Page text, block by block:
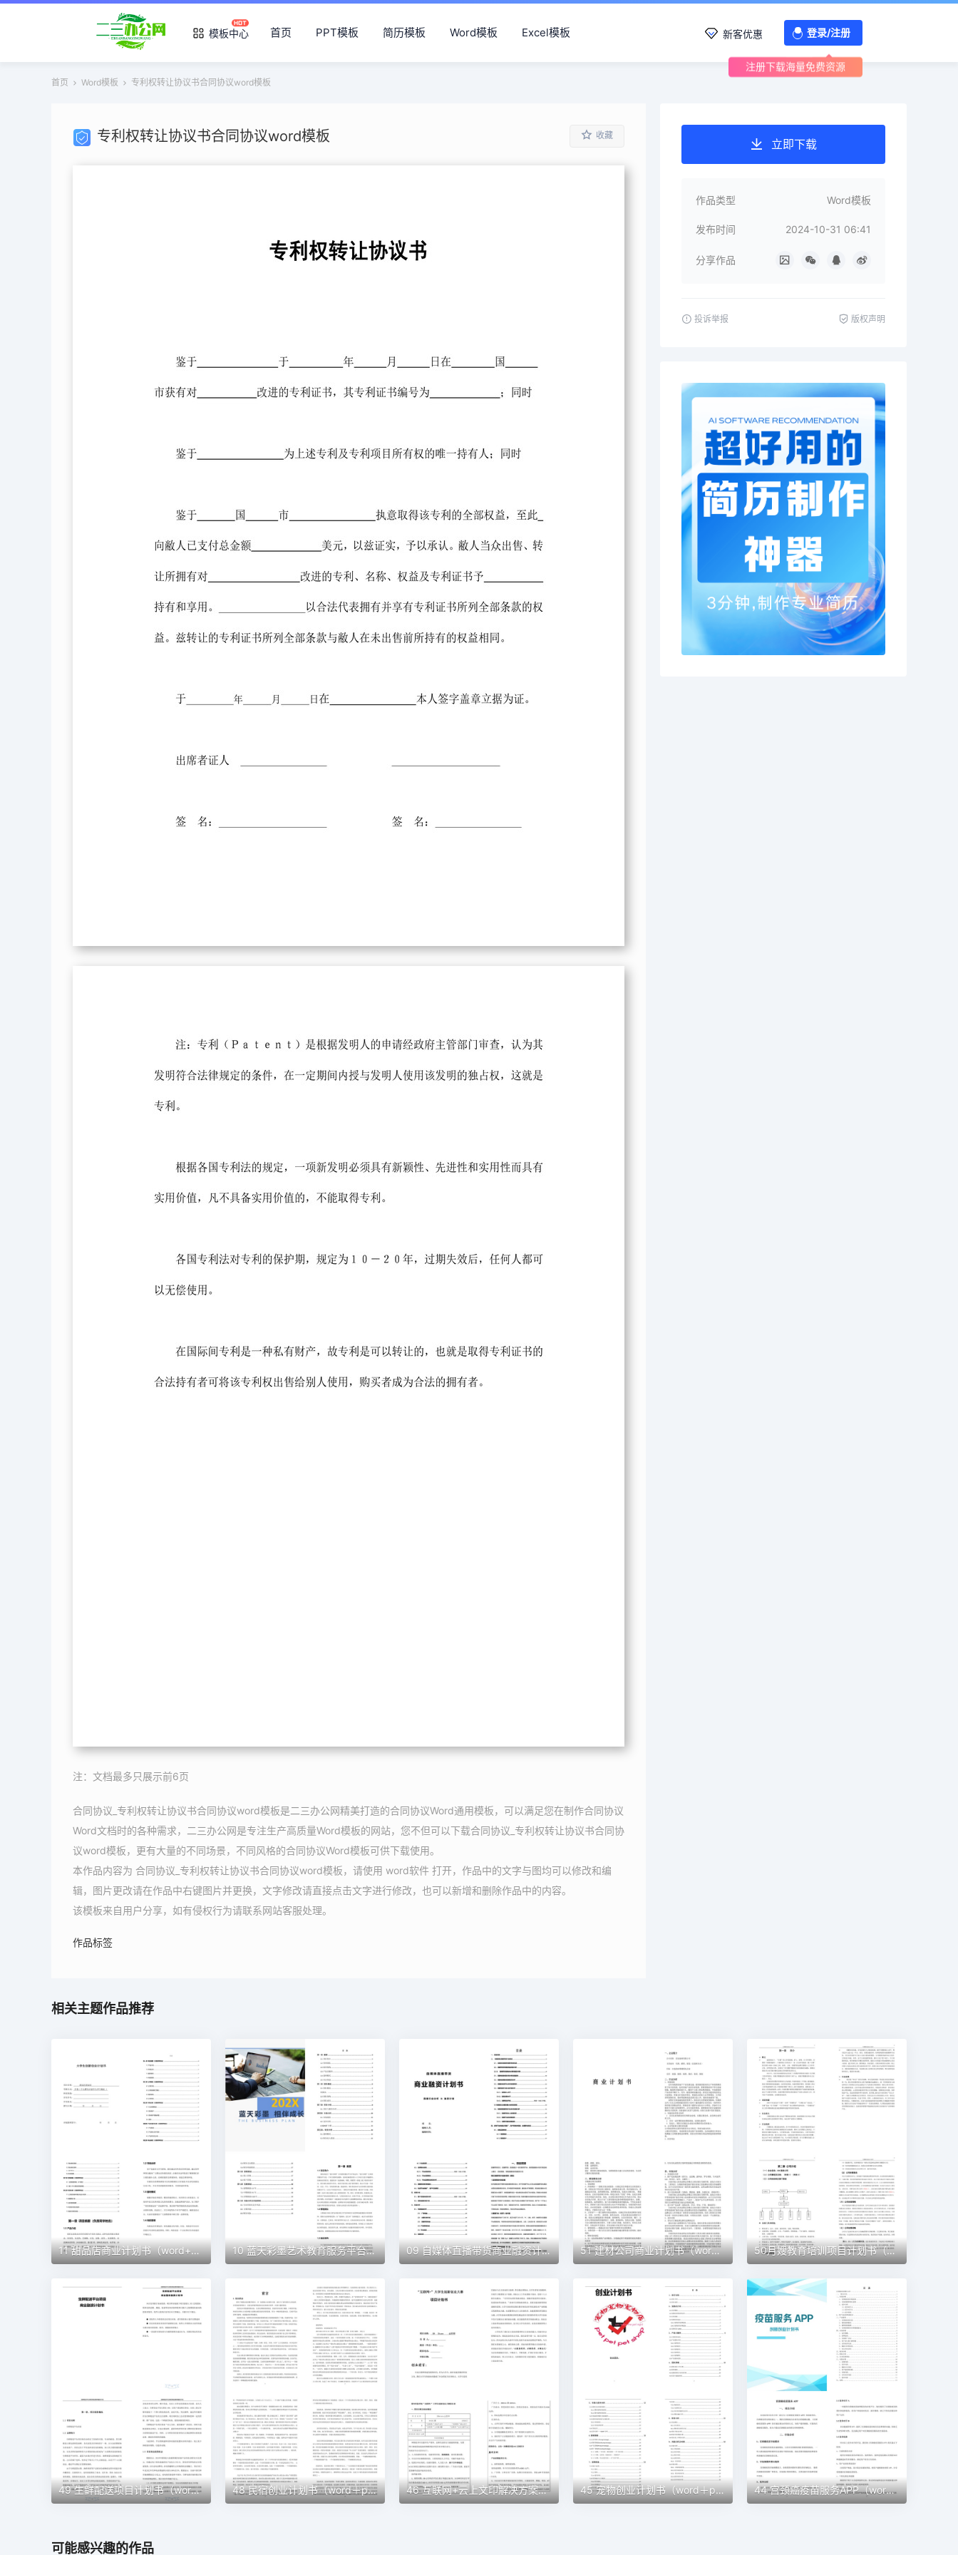
模板中心 首页 PPT模板 简历模板 Word模板 Excel模板 新客优惠 登录/注册
注册下载海量免费资源
首页 Word模板 专利权转让协议书合同协议word模板
专利权转让协议书合同协议word模板 收藏
注：文档最多只展示前6页
合同协议_专利权转让协议书合同协议word模板是二三办公网精美打造的合同协议Word通用模板，可以满足您在制作合同协议
Word文档时的各种需求，二三办公网是专注生产高质量Word模板的网站，您不但可以下载合同协议_专利权转让协议书合同协
议word模板，更有大量的不同场景，不同风格的合同协议Word模板可供下载使用。
本作品内容为 合同协议_专利权转让协议书合同协议word模板，请使用 word软件 打开，作品中的文字与图均可以修改和编
辑，图片更改请在作品中右键图片并更换，文字修改请直接点击文字进行修改，也可以新增和删除作品中的内容。
该模板来自用户分享，如有侵权行为请联系网站客服处理。
作品标签
立即下载
作品类型 Word模板
发布时间 2024-10-31 06:41
分享作品
投诉举报 版权声明
相关主题作品推荐
11 甜品店商业计划书（word+ppt配套）创业计划书word模板 10 蓝天彩墨艺术教育服务平台商业计划书（word+ppt配套）创业计划书word模板 09 自媒体直播带货商业融资计划书（word+ppt配套）创业计划书word模板 51 建材公司商业计划书（word+ppt配套）创业计划书word模板 50月嫂教育培训项目计划书（word＋ppt配套）创业计划书word模板
49 生鲜配送项目计划书（word＋ppt配套）创业计划书word模板 48 民宿创业计划书（word＋ppt配套）创业计划书word模板 46 互联网+云上文印解决方案创业计划书（word＋ppt配套）创业计划书word模板 45 宠物创业计划书（word＋ppt配套）创业计划书word模板 44 宫颈癌疫苗服务APP（word＋ppt配套）创业计划书word模板
可能感兴趣的作品